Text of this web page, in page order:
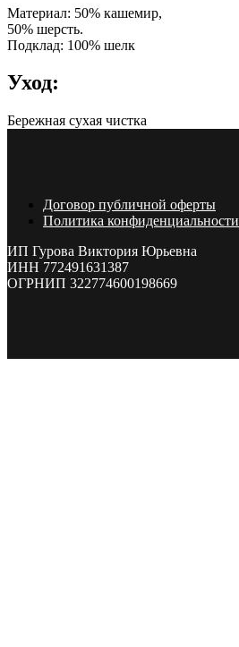
Материал: 50% кашемир,
50% шерсть.
Подклад: 100% шелк
Уход:
Бережная сухая чистка
Договор публичной оферты
Политика конфиденциальности
ИП Гурова Виктория Юрьевна
ИНН 772491631387
ОГРНИП 322774600198669